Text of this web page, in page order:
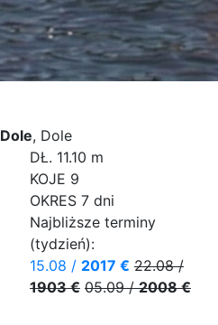
Dole, Dole
DŁ. 11.10 m
KOJE 9
OKRES 7 dni
Najbliższe terminy
(tydzień):
15.08 / 2017 € 22.08/
1903 € 05.09/2008 €